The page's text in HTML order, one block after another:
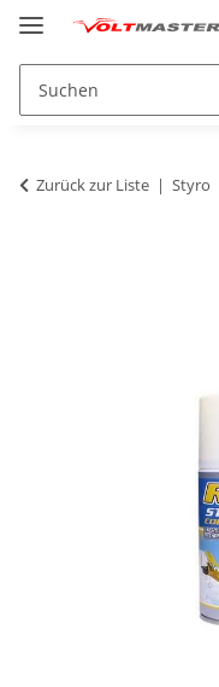
Zurück zur Liste Styro